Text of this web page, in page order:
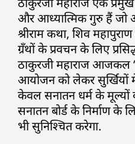
और आध्यात्मिक गुरु हैं जो
श्रीराम कथा, शिव
ग्रँथों के प्रवचन के लिए
ठाकुरजी महाराज आजकल
आयोजन को लेकर
केवल सनातन धर्म के मूल्यों
सनातन बोर्ड के निर्माण
भी सुनिश्चित करेगा.